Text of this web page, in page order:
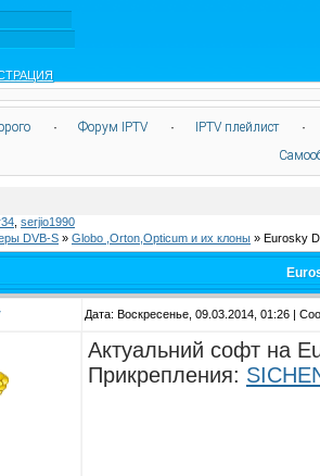
· Форум IPTV · IPTV плейлист
·
serjio1990
DVB-S » Globo ,Orton,Opticum и их клоны » Eurosky
Дата: Воскресенье, 09.03.2014, 01:26 |
Актуальний софт на
Прикрепления: